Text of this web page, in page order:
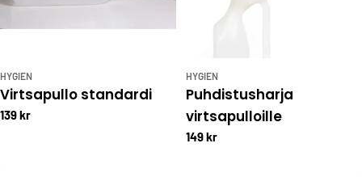
HYGIEN
Virtsapullo standardi
139 kr
HYGIEN
Puhdistusharja
virtsapulloille
149 kr